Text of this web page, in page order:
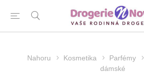
Nahoru Kosmetika Parfémy
dámské